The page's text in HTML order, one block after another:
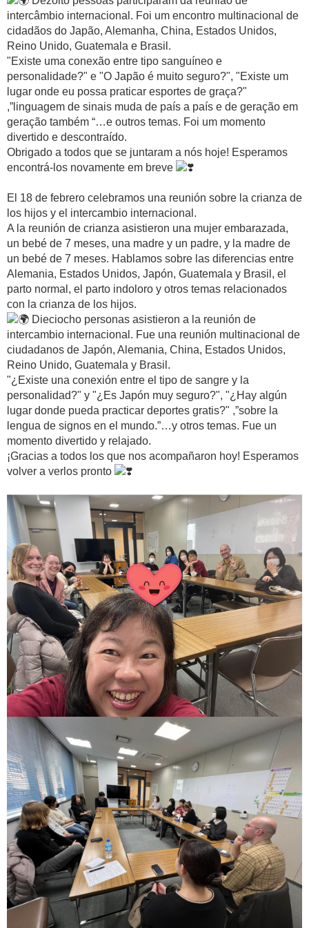
intercâmbio internacional. Foi um encontro multinacional de
cidadãos do Japão, Alemanha, China, Estados Unidos,
Reino Unido, Guatemala e Brasil.
"Existe uma conexão entre tipo sanguíneo e
personalidade?" e "O Japão é muito seguro?", "Existe um
lugar onde eu possa praticar esportes de graça?"
,”linguagem de sinais muda de país a país e de geração em
geração também “…e outros temas. Foi um momento
divertido e descontraído.
Obrigado a todos que se juntaram a nós hoje! Esperamos
encontrá-los novamente em breve
El 18 de febrero celebramos una reunión sobre la crianza de
los hijos y el intercambio internacional.
A la reunión de crianza asistieron una mujer embarazada,
un bebé de 7 meses, una madre y un padre, y la madre de
un bebé de 7 meses. Hablamos sobre las diferencias entre
Alemania, Estados Unidos, Japón, Guatemala y Brasil, el
parto normal, el parto indoloro y otros temas relacionados
con la crianza de los hijos.
Dieciocho personas asistieron a la reunión de
intercambio internacional. Fue una reunión multinacional de
ciudadanos de Japón, Alemania, China, Estados Unidos,
Reino Unido, Guatemala y Brasil.
"¿Existe una conexión entre el tipo de sangre y la
personalidad?" y "¿Es Japón muy seguro?", "¿Hay algún
lugar donde pueda practicar deportes gratis?" ,”sobre la
lengua de signos en el mundo.”…y otros temas. Fue un
momento divertido y relajado.
¡Gracias a todos los que nos acompañaron hoy! Esperamos
volver a verlos pronto